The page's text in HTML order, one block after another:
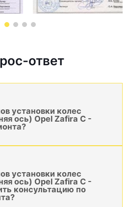
ответ
установки колес
ось) Opel Zafira C -
установки колес
ось) Opel Zafira C -
консультацию по